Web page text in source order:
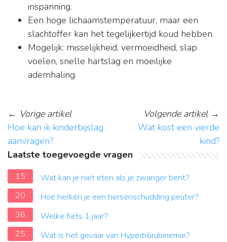
inspanning.
Een hoge lichaamstemperatuur, maar een
slachtoffer kan het tegelijkertijd koud hebben.
Mogelijk: misselijkheid, vermoeidheid, slap
voelen, snelle hartslag en moeilijke
ademhaling.
← Vorige artikel
Hoe kan ik kinderbijslag
aanvragen?
Volgende artikel→
Wat kost een vierde
kind?
Laatste toegevoegde vragen
15
Wat kan je niet eten als je zwanger bent?
20
Hoe herken je een hersenschudding peuter?
36
Welke fiets 1 jaar?
25
Wat is het gevaar van Hyperbilirubinemie?